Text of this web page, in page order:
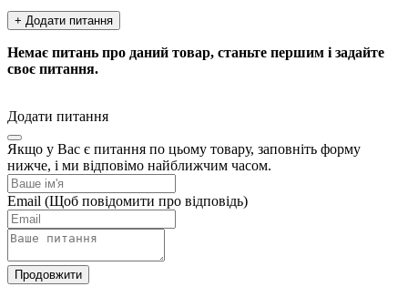
+ Додати питання
Немає питань про даний товар, станьте першим і задайте
своє питання.
Додати питання
Якщо у Вас є питання по цьому товару, заповніть форму
нижче, і ми відповімо найближчим часом.
Email (Щоб повідомити про відповідь)
Продовжити